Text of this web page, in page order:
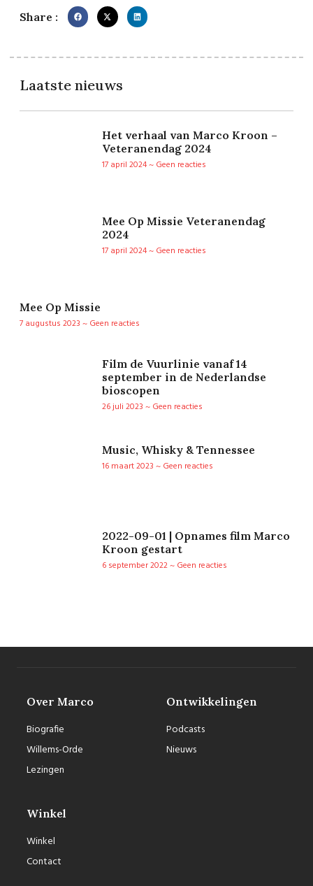
Share :
Laatste nieuws
Het verhaal van Marco Kroon –
Veteranendag 2024
17 april 2024
Geen reacties
Mee Op Missie Veteranendag
2024
17 april 2024
Geen reacties
Mee Op Missie
7 augustus 2023
Geen reacties
Film de Vuurlinie vanaf 14
september in de Nederlandse
bioscopen
26 juli 2023
Geen reacties
Music, Whisky & Tennessee
16 maart 2023
Geen reacties
2022-09-01 | Opnames film Marco
Kroon gestart
6 september 2022
Geen reacties
Over Marco
Biografie
Willems-Orde
Lezingen
Ontwikkelingen
Podcasts
Nieuws
Winkel
Winkel
Contact